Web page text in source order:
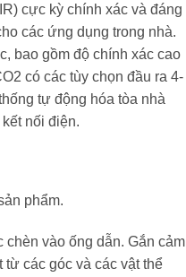
cực kỳ chính xác và đáng
các ứng dụng trong nhà.
bao gồm độ chính xác cao
có các tùy chọn đầu ra 4-
tự động hóa tòa nhà
nối điện.
phẩm.
vào ống dẫn. Gắn cảm
từ các góc và các vật thể